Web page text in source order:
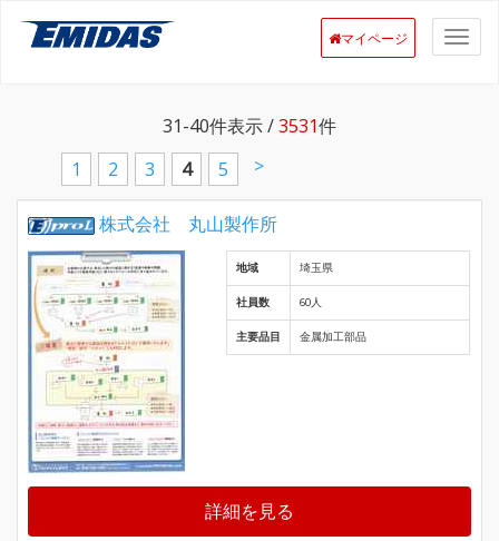
マイページ
31-40件表示 /3531件
1
2 3 4 5 >
株式会社 丸山製作所
地域 埼玉県
社員数 60人
主要品目 金属加工部品
詳細を見る